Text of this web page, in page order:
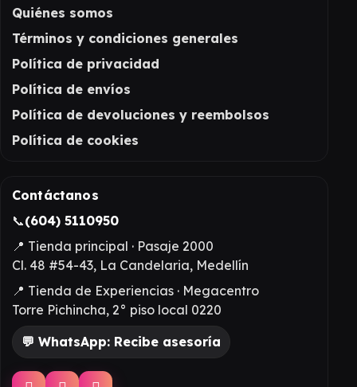
Quiénes somos
Términos y condiciones generales
Política de privacidad
Política de envíos
Política de devoluciones y reembolsos
Política de cookies
Contáctanos
📞(604) 5110950
📍 Tienda principal · Pasaje 2000
Cl. 48 #54-43, La Candelaria, Medellín
📍 Tienda de Experiencias · Megacentro
Torre Pichincha, 2° piso local 0220
💬 WhatsApp: Recibe asesoría